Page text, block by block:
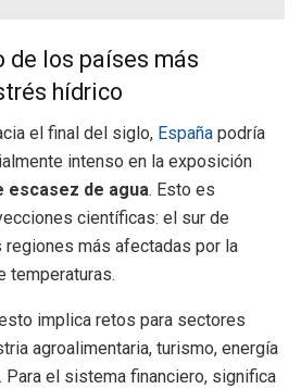
de los países más
hídrico
el final del siglo, España podría
intenso en la exposición
escasez de agua. Esto es
científicas: el sur de
regiones más afectadas por la
temperaturas.
implica retos para sectores
agroalimentaria, turismo, energía
el sistema financiero, significa